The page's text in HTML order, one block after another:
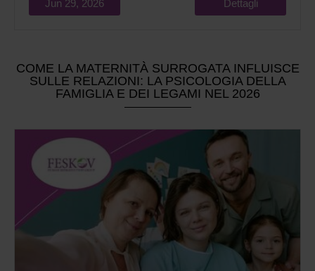
Jun 29, 2026 Dettagli
COME LA MATERNITÀ SURROGATA INFLUISCE
SULLE RELAZIONI: LA PSICOLOGIA DELLA
FAMIGLIA E DEI LEGAMI NEL 2026